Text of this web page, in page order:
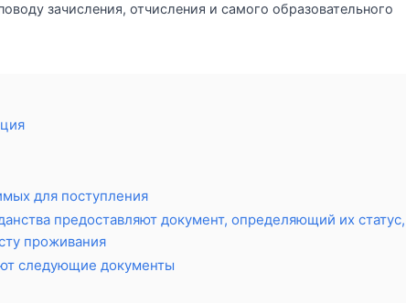
зачисления, отчисления и самого образовательного
для поступления
предоставляют документ, определяющий их статус,
проживания
следующие документы